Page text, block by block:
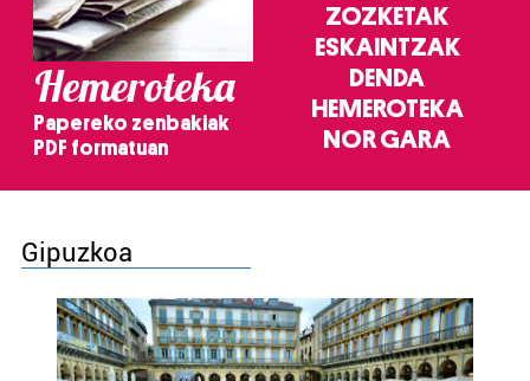
Hemeroteka
Papereko zenbakiak
PDF formatuan
ZOZKETAK
ESKAINTZAK
DENDA
HEMEROTEKA
NOR GARA
Gipuzkoa